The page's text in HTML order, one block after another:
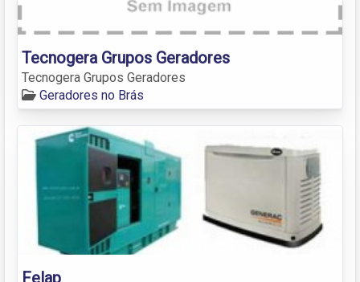
Tecnogera Grupos Geradores
Tecnogera Grupos Geradores
Geradores no Brás
Felap